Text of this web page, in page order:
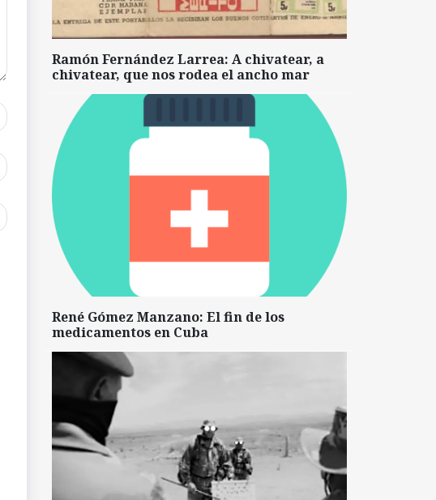
Ramón Fernández Larrea: A chivatear, a
chivatear, que nos rodea el ancho mar
René Gómez Manzano: El fin de los
medicamentos en Cuba